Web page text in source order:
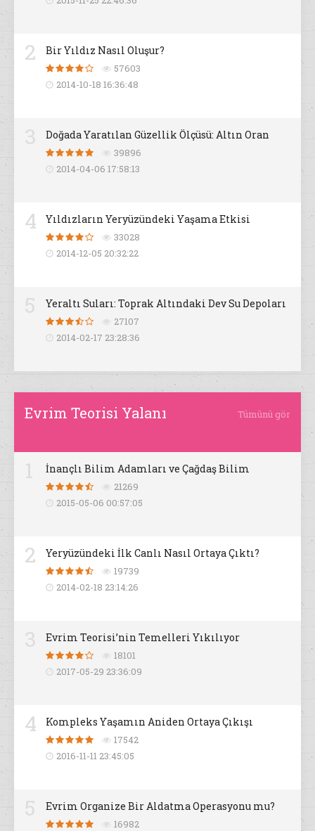
2 Bir Yıldız Nasıl Oluşur?
57603
2014-10-18 16:36:48
Doğada Yaratılan Güzellik Ölçüsü: Altın Oran
39896
2014-04-06 17:58:13
4 Yıldızların Yeryüzündeki Yaşama Etkisi
33028
2014-12-05 20:32:22
Yeraltı Suları: Toprak Altındaki Dev Su Depoları
27107
2014-02-17 23:28:36
Evrim Teorisi Yalanı Tümünü gör
İnançlı Bilim Adamları ve Çağdaş Bilim
21269
2015-05-06 00:57:05
2 Yeryüzündeki İlk Canlı Nasıl Ortaya Çıktı?
19739
2014-02-18 23:14:26
Evrim Teorisi’nin Temelleri Yıkılıyor
18101
2017-05-29 23:36:09
4 Kompleks Yaşamın Aniden Ortaya Çıkışı
17542
2016-11-11 23:45:05
Evrim Organize Bir Aldatma Operasyonu mu?
16982